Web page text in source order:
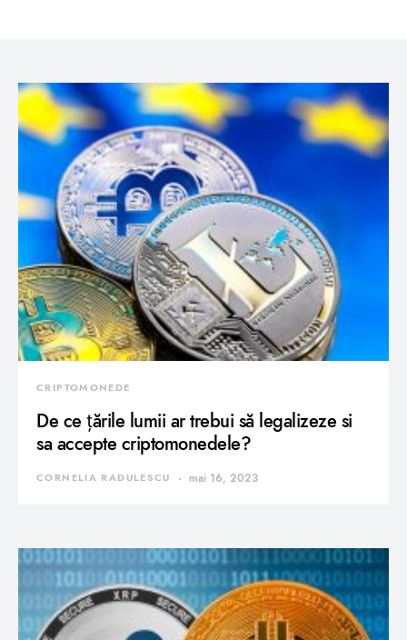
CRIPTOMONEDE
De ce țările lumii ar trebui să legalizeze si
sa accepte criptomonedele?
CORNELIA RADULESCU mai 16, 2023